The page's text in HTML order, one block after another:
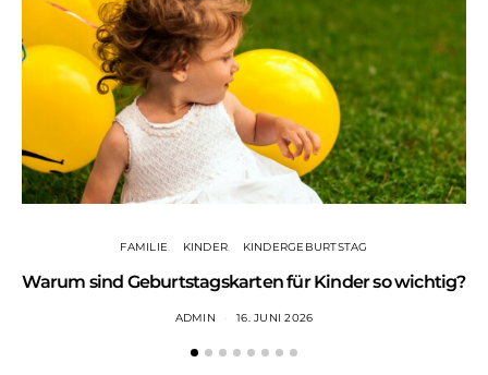
FAMILIE KINDER KINDERGEBURTSTAG
Warum sind Geburtstagskarten für Kinder so wichtig?
ADMIN 16. JUNI 2026